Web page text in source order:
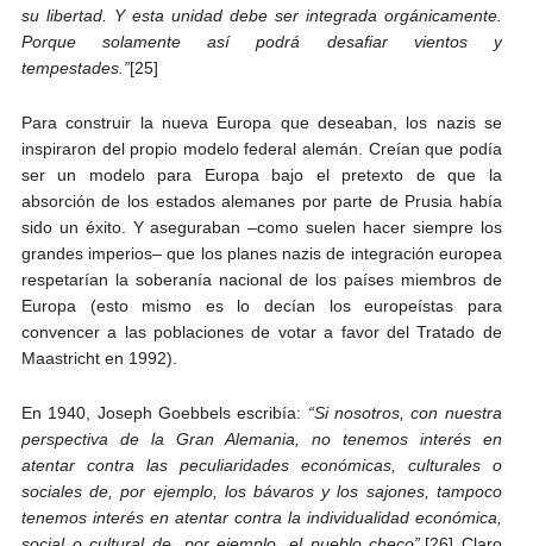
su libertad. Y esta unidad debe ser integrada orgánicamente.
Porque solamente así podrá desafiar vientos y
tempestades.”[25]
Para construir la nueva Europa que deseaban, los nazis se
inspiraron del propio modelo federal alemán. Creían que podía
ser un modelo para Europa bajo el pretexto de que la
absorción de los estados alemanes por parte de Prusia había
sido un éxito. Y aseguraban –como suelen hacer siempre los
grandes imperios– que los planes nazis de integración europea
respetarían la soberanía nacional de los países miembros de
Europa (esto mismo es lo decían los europeístas para
convencer a las poblaciones de votar a favor del Tratado de
Maastricht en 1992).
En 1940, Joseph Goebbels escribía: “Si nosotros, con nuestra
perspectiva de la Gran Alemania, no tenemos interés en
atentar contra las peculiaridades económicas, culturales o
sociales de, por ejemplo, los bávaros y los sajones, tampoco
tenemos interés en atentar contra la individualidad económica,